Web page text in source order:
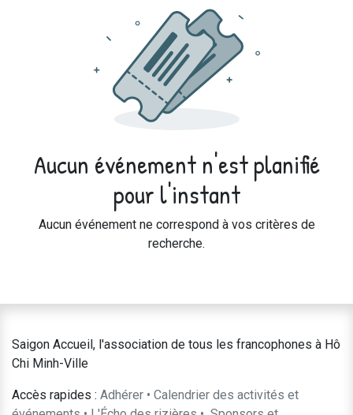
Aucun événement n'est planifié
pour l'instant
Aucun événement ne correspond à vos critères de
recherche.
Saigon Accueil, l'association de tous les francophones à Hô
Chi Minh-Ville
Accès rapides : Adhérer • Calendrier des activités et